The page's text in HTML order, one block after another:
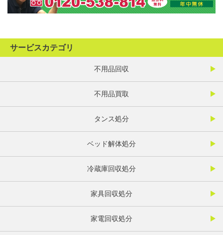
サービスカテゴリ
不用品回収
不用品買取
タンス処分
ベッド解体処分
冷蔵庫回収処分
家具回収処分
家電回収処分